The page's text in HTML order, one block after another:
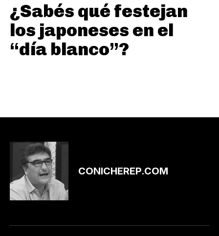
¿Sabés qué festejan
los japoneses en el
“día blanco”?
CONICHEREP.COM